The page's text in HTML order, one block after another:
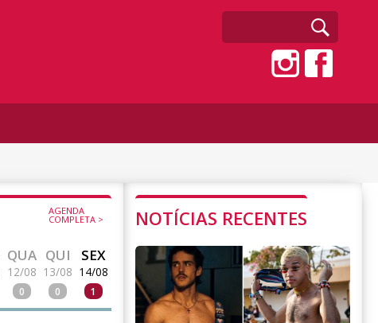
AGENDA
COMPLETA >
QUA
12/08
0
QUI
13/08
0
SEX
14/08
1
NOTÍCIAS RECENTES